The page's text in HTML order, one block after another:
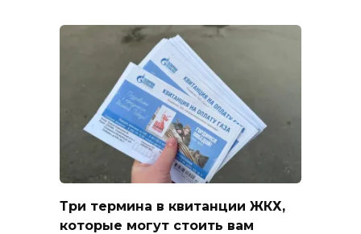
Три термина в квитанции ЖКХ,
которые могут стоить вам